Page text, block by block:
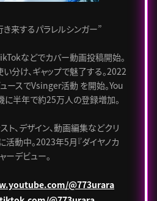
来するパラレルシンガー”
などでカバー動画投稿開始。
分け、ギャップで魅了する。2022
ースでVsinger活動 を開始。You
に半年で約25万人の登録増加。
ト、デザイン、動画編集などクリ
活動中。2023年5月『ダイヤノカ
ーデビュー。
@773urara